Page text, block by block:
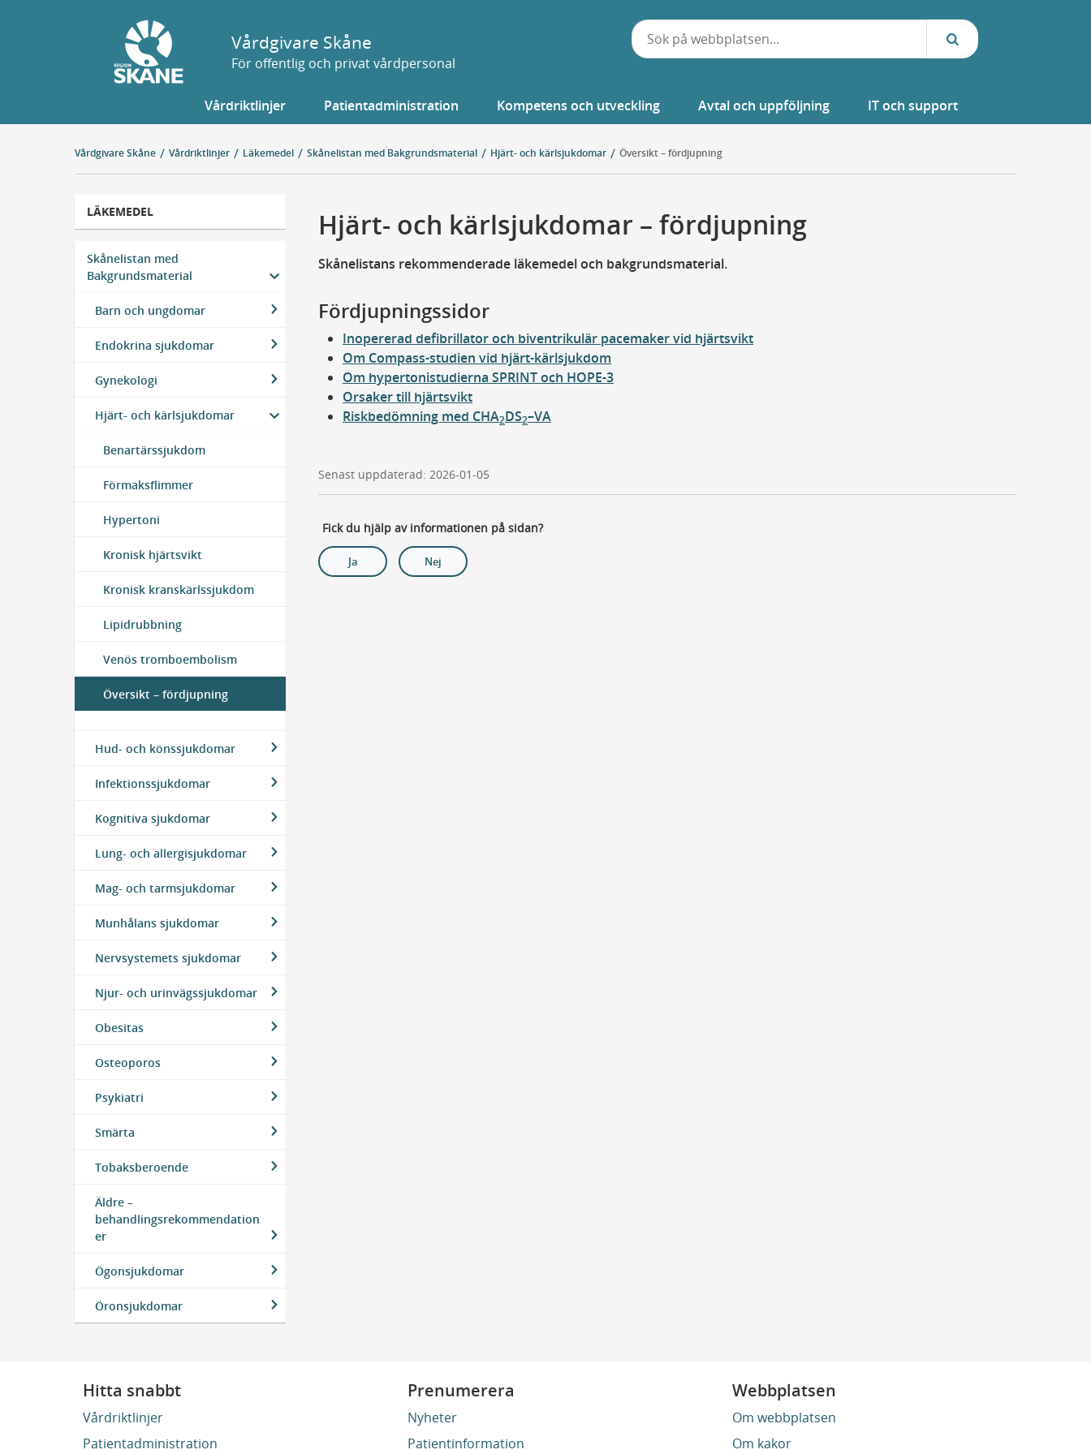
Vårdgivare Skåne
För offentlig och privat vårdpersonal
Vårdriktlinjer Patientadministration Kompetens och utveckling Avtal och uppföljning IT och support
Vårdgivare Skåne Vårdriktlinjer Läkemedel Skånelistan med Bakgrundsmaterial Hjärt- och kärlsjukdomar Översikt – fördjupning
LÄKEMEDEL
Skånelistan med
Bakgrundsmaterial
Barn och ungdomar
Endokrina sjukdomar
Gynekologi
Hjärt- och kärlsjukdomar
Benartärssjukdom
Förmaksflimmer
Hypertoni
Kronisk hjärtsvikt
Kronisk kranskärlssjukdom
Lipidrubbning
Venös tromboembolism
Översikt – fördjupning
Hud- och könssjukdomar
Infektionssjukdomar
Kognitiva sjukdomar
Lung- och allergisjukdomar
Mag- och tarmsjukdomar
Munhålans sjukdomar
Nervsystemets sjukdomar
Njur- och urinvägssjukdomar
Obesitas
Osteoporos
Psykiatri
Smärta
Tobaksberoende
Äldre –
behandlingsrekommendation
er
Ögonsjukdomar
Öronsjukdomar
Hjärt- och kärlsjukdomar – fördjupning
Skånelistans rekommenderade läkemedel och bakgrundsmaterial.
Fördjupningssidor
Inopererad defibrillator och biventrikulär pacemaker vid hjärtsvikt
Om Compass-studien vid hjärt-kärlsjukdom
Om hypertonistudierna SPRINT och HOPE-3
Orsaker till hjärtsvikt
Riskbedömning med CHA2DS2–VA
Senast uppdaterad: 2026-01-05
Fick du hjälp av informationen på sidan?
Ja Nej
Hitta snabbt
Vårdriktlinjer
Patientadministration
Prenumerera
Nyheter
Patientinformation
Webbplatsen
Om webbplatsen
Om kakor